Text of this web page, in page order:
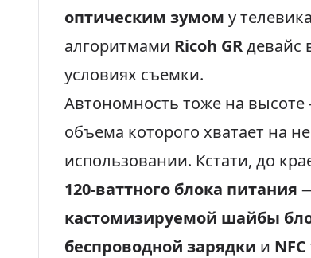
оптическим зумом у
алгоритмами Ricoh GRдевайс
условиях съемки.
Автономность тоже на
объема которого хватает на
использовании. Кстати, до
120-ваттного блока питания
кастомизируемой шайбы
беспроводной зарядки и NFC